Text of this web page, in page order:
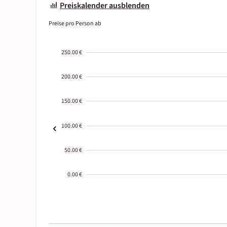
Preiskalender ausblenden
Preise pro Person ab
250.00 €
200.00 €
150.00 €
100.00 €
50.00 €
0.00 €
01-02